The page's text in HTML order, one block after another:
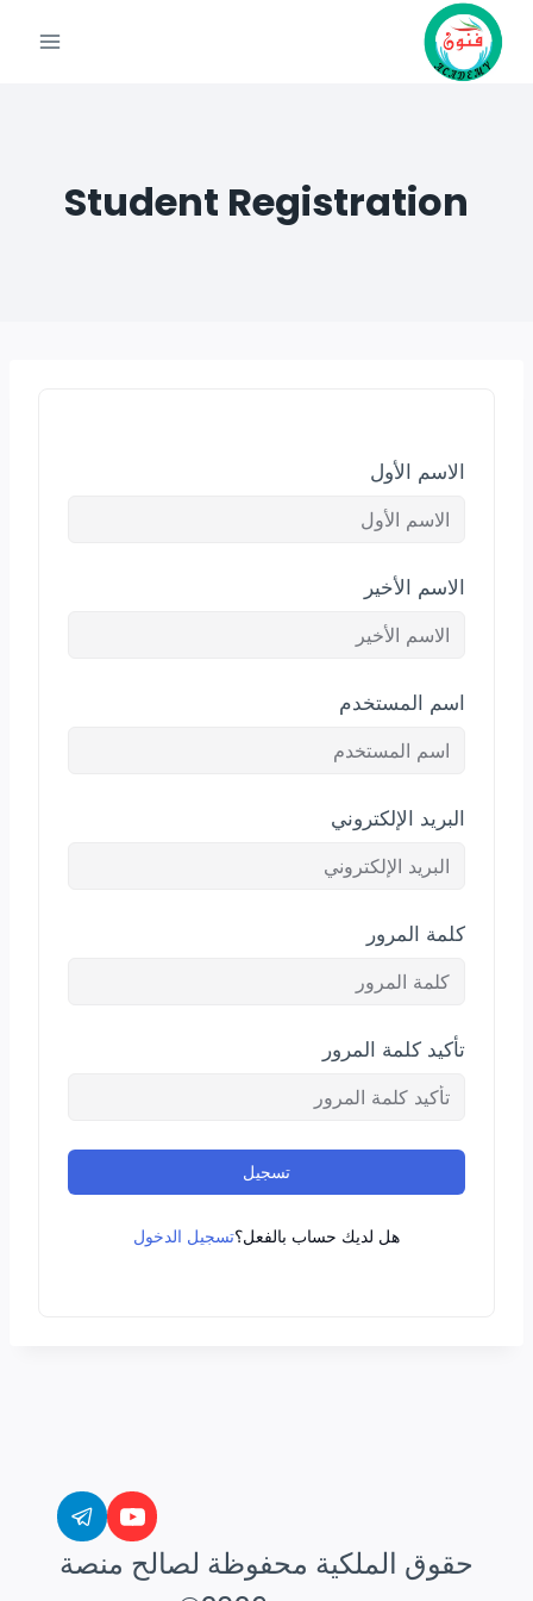
Student Registration
الاسم الأول
الاسم الأخير
اسم المستخدم
البريد الإلكتروني
كلمة المرور
تأكيد كلمة المرور
تسجيل
هل لديك حساب بالفعل؟تسجيل الدخول
حقوق الملكية محفوظة لصالح منصة